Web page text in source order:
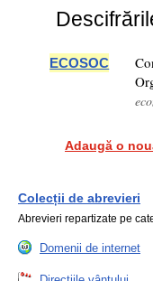
ECOSOC
Adaugă o
Colecții de abrevieri
Abrevieri repartizate pe
Domenii de internet